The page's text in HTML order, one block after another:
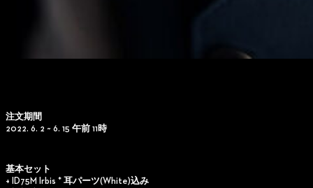
注文期間
2022. 6. 2 ~ 6. 15 午前 11時
基本セット
+ ID75M Irbis * 耳パーツ(White)込み